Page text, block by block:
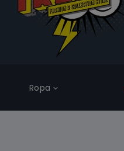
Ropa